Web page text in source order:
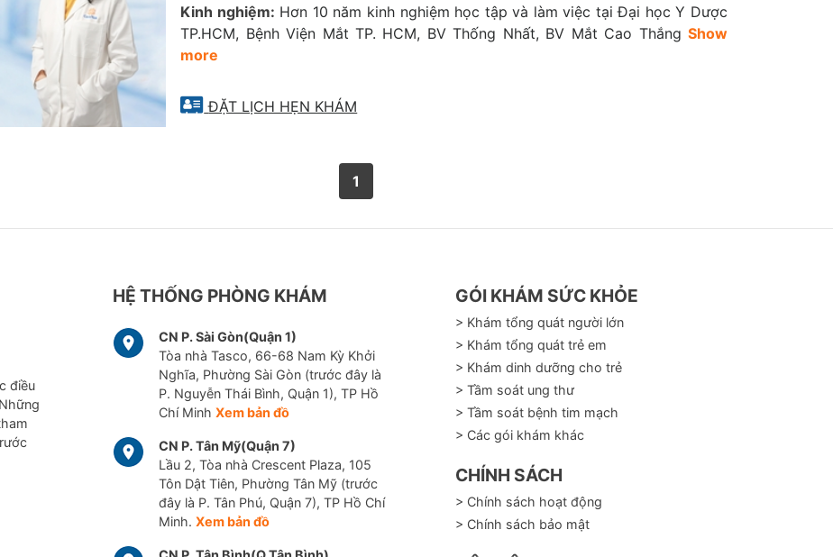
Thoái hóa điểm vàng
Viêm thần kinh thị giác
Chẩn đoán, giám sát, theo dõi trước và sau điều trị
Lấy dị vật ở giác mạc, kết mạc (nông và sâu)
Lấy sạn vôi
Nhổ lông xiêu
Phối hợp liên chuyên khoa Mắt và Nội tiết
trị hiệu quả bệnh lý võng mạc cho bệnh nhân đang mắc hoặc có nguy cơ mắc đái tháo đường và tăng huyết áp
Kinh nghiệm: Hơn 10 năm kinh nghiệm học tập và làm việc tại Đại học Y Dược
TP.HCM, Bệnh Viện Mắt TP. HCM, BV Thống Nhất, BV Mắt Cao Thắng Show
more
ĐẶT LỊCH HẸN KHÁM
1
điều
HỆ THỐNG PHÒNG KHÁM
CN P. Sài Gòn(Quận 1)
Tòa nhà Tasco, 66-68 Nam Kỳ Khởi
Nghĩa, Phường Sài Gòn (trước đây là
P. Nguyễn Thái Bình, Quận 1), TP Hồ
Chí Minh Xem bản đồ
CN P. Tân Mỹ(Quận 7)
Lầu 2, Tòa nhà Crescent Plaza, 105
Tôn Dật Tiên, Phường Tân Mỹ (trước
đây là P. Tân Phú, Quận 7), TP Hồ Chí
Minh. Xem bản đồ
GÓI KHÁM SỨC KHỎE
> Khám tổng quát người lớn
> Khám tổng quát trẻ em
> Khám dinh dưỡng cho trẻ
> Tầm soát ung thư
> Tầm soát bệnh tim mạch
> Các gói khám khác
CHÍNH SÁCH
> Chính sách hoạt động
> Chính sách bảo mật